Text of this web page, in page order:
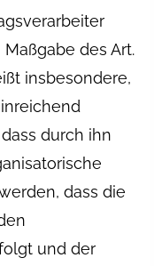
des Art.
insbesondere,
durch ihn
dass die
und der